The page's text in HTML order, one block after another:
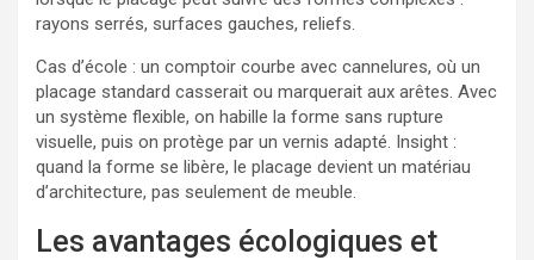
rayons serrés, surfaces gauches, reliefs.
Cas d’école : un comptoir courbe avec cannelures, où un
placage standard casserait ou marquerait aux arêtes. Avec
un système flexible, on habille la forme sans rupture
visuelle, puis on protège par un vernis adapté. Insight :
quand la forme se libère, le placage devient un matériau
d’architecture, pas seulement de meuble.
Les avantages écologiques et